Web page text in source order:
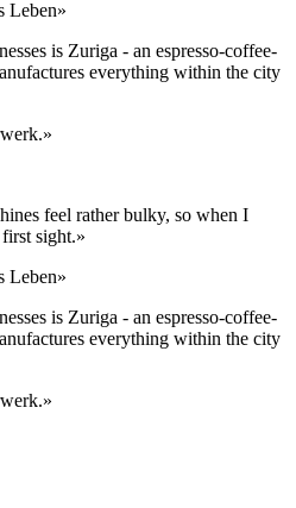
Leben»
is Zuriga - an espresso-coffee-
everything within the city
feel rather bulky, so when I
sight.»
Leben»
is Zuriga - an espresso-coffee-
everything within the city